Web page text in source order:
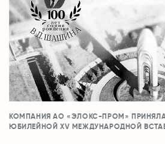
КОМПАНИЯ АО «ЭЛОКС-ПРОМ»
ЮБИЛЕЙНОЙ XV МЕЖДУНАРОДНОЙ